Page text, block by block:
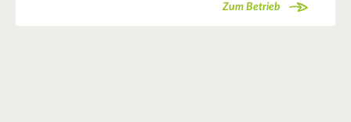
Zum Betrieb